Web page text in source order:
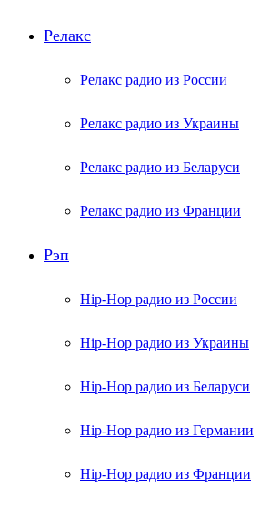
Релакс
Релакс радио из России
Релакс радио из Украины
Релакс радио из Беларуси
Релакс радио из Франции
Рэп
Hip-Hop радио из России
Hip-Hop радио из Украины
Hip-Hop радио из Беларуси
Hip-Hop радио из Германии
Hip-Hop радио из Франции